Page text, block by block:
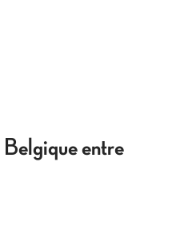
Belgique entre